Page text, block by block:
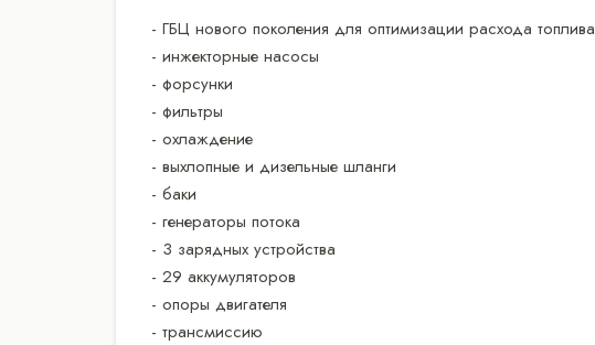
- ГБЦ нового поколения для оптимизации расхода топлива
- инжекторные насосы
- форсунки
- фильтры
- охлаждение
- выхлопные и дизельные шланги
- баки
- генераторы потока
- 3 зарядных устройства
- 29 аккумуляторов
- опоры двигателя
- трансмиссию